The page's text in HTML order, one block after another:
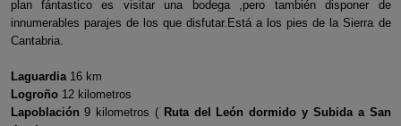
plan fántastico es visitar una bodega ,pero también disponer de
innumerables parajes de los que disfutar.Está a los pies de la Sierra de
Cantabria.
Laguardia 16 km
Logroño12 kilometros
Lapoblación 9 kilometros ( Ruta del León dormido y Subida a San